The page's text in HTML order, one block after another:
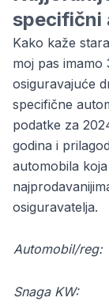
specifični
Kako kaže
moj pas imamo
osiguravajuće
specifične
podatke za
godina i
automobila
osiguravatelja.
Automobil/reg:
Snaga KW: